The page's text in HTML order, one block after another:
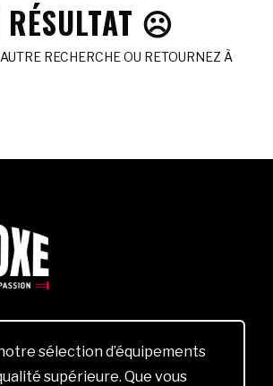
RÉSULTAT ☹️
RECHERCHE OU RETOURNEZ À
sélection d’équipements
supérieure. Que vous